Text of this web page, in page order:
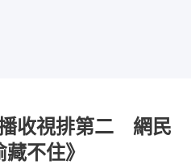
收視排第二 網民
不住》